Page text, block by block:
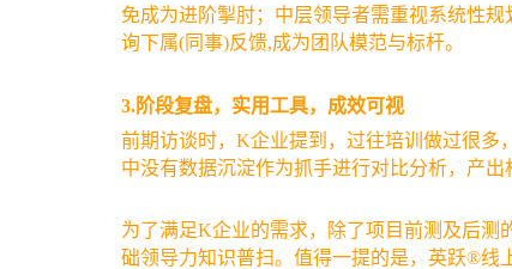
免成为进阶掣肘；中层领导者需重视系统性
询下属(同事)反馈,成为团队模范与标杆。
3.阶段复盘，实用工具，成效可视
前期访谈时，K企业提到，过往培训做过很多
中没有数据沉淀作为抓手进行对比分析，产出
为了满足K企业的需求，除了项目前测及后
础领导力知识普扫。值得一提的是，英跃®线